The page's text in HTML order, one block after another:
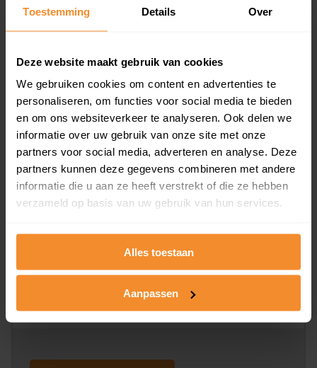
Toestemming Details Over
Deze website maakt gebruik van cookies
We gebruiken cookies om content en advertenties te
personaliseren, om functies voor social media te bieden
en om ons websiteverkeer te analyseren. Ook delen we
informatie over uw gebruik van onze site met onze
partners voor social media, adverteren en analyse. Deze
partners kunnen deze gegevens combineren met andere
informatie die u aan ze heeft verstrekt of die ze hebben
verzameld op basis van uw gebruik van hun services.
Alles toestaan
Aanpassen
Een overzicht van alle verkochte woningen (koopsom
en koopdatum) binnen een postcodegebied. Dit
koopsommen.
Bekijk product
Direct leverbaar
Alleen globale ligging perceel
Een uitgebreid overzicht van het perceel en
omliggende percelen met de kadastrale erfgrenzen,